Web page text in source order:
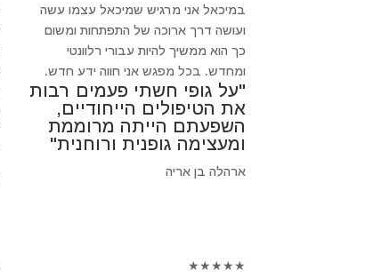
במיכאל אני מרגיש שמיכאל עצמו עשה
ועושה דרך ארוכה של התפתחות ומשום
כך הוא ממשיך להיות עבורי רלוונטי
ומחדש. בכל מפגש אני חווה ידע חדש.
"על גופי חשתי פעמים רבות
את הטיפולים הייחודיים,
השפעתם הייתה מרוממת
ומעצימה גופנית ורוחנית"
ארהלה בן אריה
★
★
★
★
★